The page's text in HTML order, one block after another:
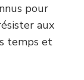
pour
aux
temps et